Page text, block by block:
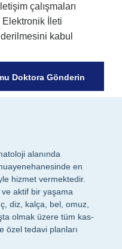
çalışmaları
Elektronik İleti
kabul
Doktora Gönderin
alanında
en
hizmet vermektedir.
ve aktif bir yaşama
diz, kalça, bel, omuz,
olmak üzere tüm kas-
özel tedavi planları